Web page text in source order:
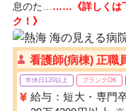
息のた… ……《詳しくは
ク！》
看護師(病棟) 正職
年休日120以上 ブランクOK
給与：短大・専